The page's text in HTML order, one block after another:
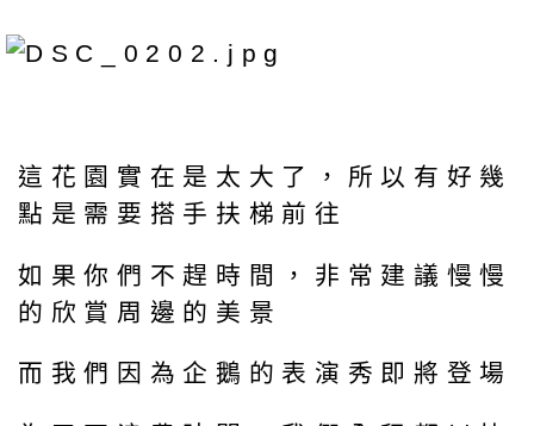
這花園實在是太大了，所以有好幾
點是需要搭手扶梯前往
如果你們不趕時間，非常建議慢慢
的欣賞周邊的美景
而我們因為企鵝的表演秀即將登場